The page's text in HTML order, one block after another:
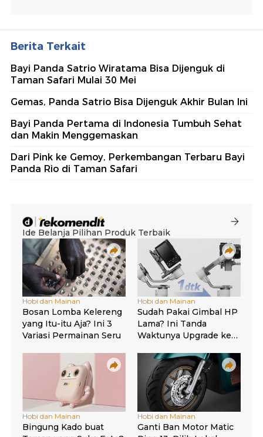
Berita Terkait
Bayi Panda Satrio Wiratama Bisa Dijenguk di
Taman Safari Mulai 30 Mei
Gemas, Panda Satrio Bisa Dijenguk Akhir Bulan Ini
Bayi Panda Pertama di Indonesia Tumbuh Sehat
dan Makin Menggemaskan
Dari Pink ke Gemoy, Perkembangan Terbaru Bayi
Panda Rio di Taman Safari